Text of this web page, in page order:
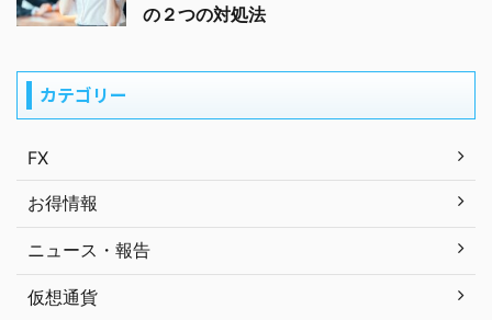
の２つの対処法
カテゴリー
FX
お得情報
ニュース・報告
仮想通貨